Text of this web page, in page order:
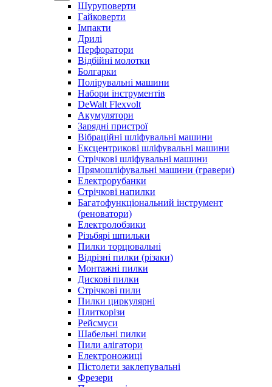
Шуруповерти
Гайковерти
Імпакти
Дрилі
Перфоратори
Відбійні молотки
Болгарки
Полірувальні машини
Набори інструментів
DeWalt Flexvolt
Акумулятори
Зарядні пристрої
Вібраційні шліфувальні машини
Ексцентрикові шліфувальні машини
Стрічкові шліфувальні машини
Прямошліфувальні машини (гравери)
Електрорубанки
Стрічкові напилки
Багатофункціональний інструмент
(реноватори)
Електролобзики
Різьбярі шпильки
Пилки торцювальні
Відрізні пилки (різаки)
Монтажні пилки
Дискові пилки
Стрічкові пили
Пилки циркулярні
Плиткорізи
Рейсмуси
Шабельні пилки
Пили алігатори
Електроножиці
Пістолети заклепувальні
Фрезери